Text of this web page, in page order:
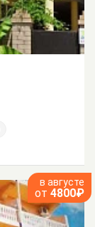
в августе
от 4800₽